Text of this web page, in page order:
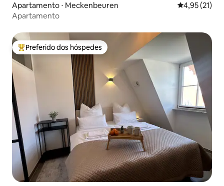
Apartamento ⋅ Meckenbeuren 4,95 de uma
4,95 (21)
Apartamento
Entre os melhores preferidos dos hóspedes
Preferido dos hóspedes